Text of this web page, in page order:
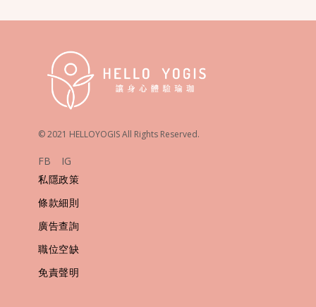
© 2021 HELLOYOGIS All Rights Reserved.
FB
IG
私隱政策
條款細則
廣告查詢
職位空缺
免責聲明